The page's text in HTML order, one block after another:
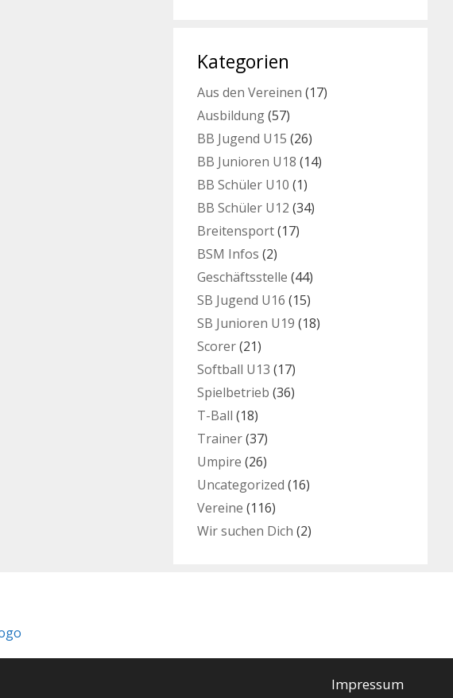
Kategorien
Aus den Vereinen (17)
Ausbildung(57)
BB Jugend U15 (26)
BB Junioren U18 (14)
BB Schüler U10 (1)
BB Schüler U12 (34)
Breitensport(17)
BSM Infos (2)
Geschäftsstelle (44)
SB Jugend U16 (15)
SB Junioren U19 (18)
Scorer(21)
Softball U13 (17)
Spielbetrieb (36)
T-Ball (18)
Trainer(37)
Umpire (26)
Uncategorized (16)
Vereine (116)
Wir suchen Dich (2)
Impressum